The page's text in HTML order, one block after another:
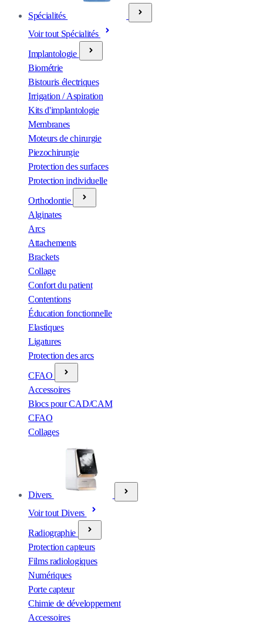
Spécialités
Voir tout Spécialités
Implantologie
Biométrie
Bistouris électriques
Irrigation / Aspiration
Kits d'implantologie
Membranes
Moteurs de chirurgie
Piezochirurgie
Protection des surfaces
Protection individuelle
Orthodontie
Alginates
Arcs
Attachements
Brackets
Collage
Confort du patient
Contentions
Éducation fonctionnelle
Elastiques
Ligatures
Protection des arcs
CFAO
Accessoires
Blocs pour CAD/CAM
CFAO
Collages
Divers
Voir tout Divers
Radiographie
Protection capteurs
Films radiologiques
Numériques
Porte capteur
Chimie de développement
Accessoires